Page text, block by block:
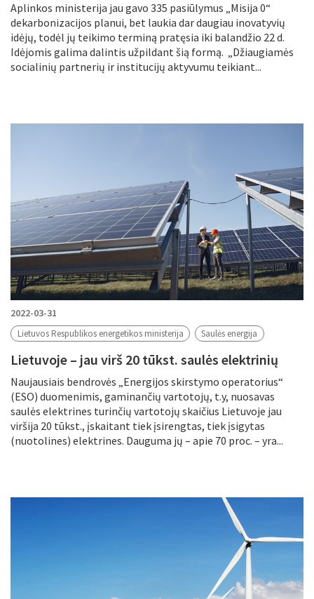
Aplinkos ministerija jau gavo 335 pasiūlymus „Misija 0“
dekarbonizacijos planui, bet laukia dar daugiau inovatyvių
idėjų, todėl jų teikimo terminą pratęsia iki balandžio 22 d.
Idėjomis galima dalintis užpildant šią formą. „Džiaugiamės
socialinių partnerių ir institucijų aktyvumu teikiant...
2022-03-31
Lietuvos Respublikos energetikos ministerija Saulės energija
Lietuvoje – jau virš 20 tūkst. saulės elektrinių
Naujausiais bendrovės „Energijos skirstymo operatorius“
(ESO) duomenimis, gaminančių vartotojų, t.y, nuosavas
saulės elektrines turinčių vartotojų skaičius Lietuvoje jau
viršija 20 tūkst., įskaitant tiek įsirengtas, tiek įsigytas
(nuotolines) elektrines. Dauguma jų – apie 70 proc. – yra...